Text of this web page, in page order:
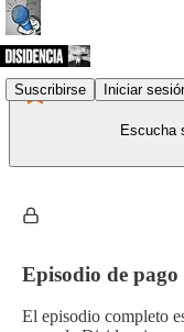
Suscribirse Iniciar
Escucha
Episodio de pago
El episodio completo